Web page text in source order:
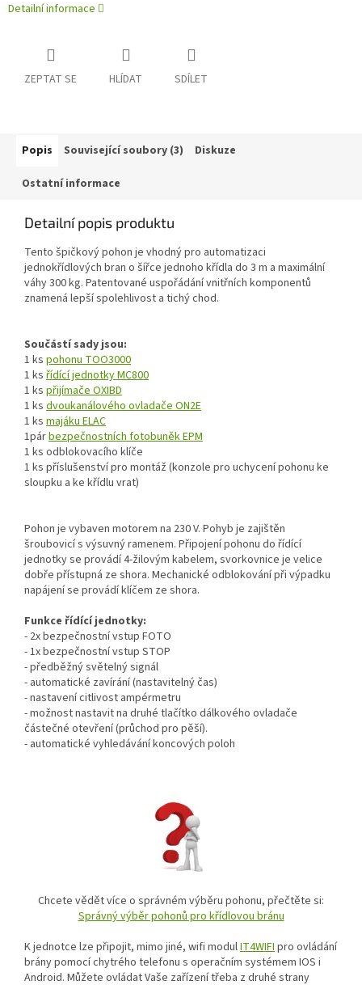
Detailní informace
ZEPTAT SE HLÍDAT SDÍLET
Popis Související soubory (3) Diskuze
Ostatní informace
Detailní popis produktu
Tento špičkový pohon je vhodný pro automatizaci
jednokřídlových bran o šířce jednoho křídla do 3 m a maximální
váhy 300 kg. Patentované uspořádání vnitřních komponentů
znamená lepší spolehlivost a tichý chod.
Součástí sady jsou:
1 ks pohonu TOO3000
1 ks řídící jednotky MC800
1 ks přijímače OXIBD
1 ks dvoukanálového ovladače ON2E
1 ks majáku ELAC
1párbezpečnostních fotobuněk EPM
1 ks odblokovacího klíče
1 ks příslušenství pro montáž (konzole pro uchycení pohonu ke
sloupku a ke křídlu vrat)
Pohon je vybaven motorem na 230 V. Pohyb je zajištěn
šroubovicí s výsuvný ramenem. Připojení pohonu do řídící
jednotky se provádí 4-žilovým kabelem, svorkovnice je velice
dobře přístupná ze shora. Mechanické odblokování při výpadku
napájení se provádí klíčem ze shora.
Funkce řídící jednotky:
- 2x bezpečnostní vstup FOTO
- 1x bezpečnostní vstup STOP
- předběžný světelný signál
- automatické zavírání (nastavitelný čas)
- nastavení citlivost ampérmetru
- možnost nastavit na druhé tlačítko dálkového ovladače
částečné otevření (průchod pro pěší).
- automatické vyhledávání koncových poloh
Chcete vědět více o správném výběru pohonu, přečtěte si:
Správný výběr pohonů pro křídlovou bránu
K jednotce lze připojit, mimo jiné, wifi modulIT4WIFIpro ovládání
brány pomocí chytrého telefonu s operačním systémem IOS i
Android. Můžete ovládat Vaše zařízení třeba z druhé strany